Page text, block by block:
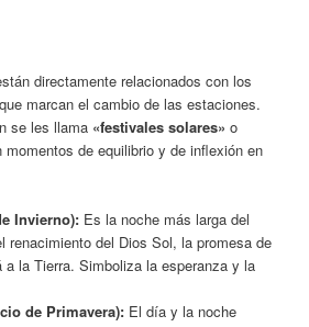
directamente relacionados con los
marcan el cambio de las estaciones.
se les llama «festivales solares» o
de equilibrio y de inflexión en
Invierno):Es la noche más larga del
renacimiento del Dios Sol, la promesa de
a la Tierra. Simboliza la esperanza y la
de Primavera):El día y la noche